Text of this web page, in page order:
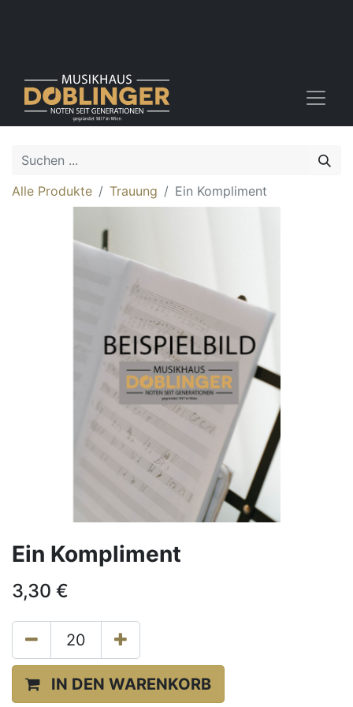
Alle Produkte Trauung Ein Kompliment
Ein Kompliment
3,30 €
IN DEN WARENKORB